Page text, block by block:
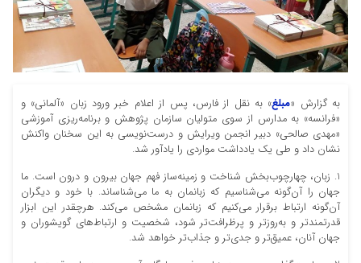
به گزارش «مبلغ» به نقل از فارس، پس از اعلام خبر ورود زبان «آلمانی» و
«فرانسه» به مدارس از سوی متولیان سازمان پژوهش و برنامه‌ریزی آموزشی
«مهدی صالحی» دبیر انجمن ویرایش و درست‌نویسی به این سخنان واکنش
نشان داد و طی یک یادداشت مواردی را یادآور شد.
1. زبان، چهارچوب‌بخش شناخت و زمینه‌ساز فهم جهان بیرون و درون است. ما
جهان را آن‌گونه می‌شناسیم که زبانمان به ما می‌شناساند. با خود و دیگران
آن‌گونه ارتباط برقرار می‌کنیم که زبانمان مشخص می‌کند. هرچقدر این ابزار
قدرتمندتر و به‌روزتر و پرظرافت‌‌تر شود، شخصیت و ارتباط‌های گویشوران و
جهان آنان، عمیق‌تر و جدی‌تر و جذاب‌تر خواهد شد.